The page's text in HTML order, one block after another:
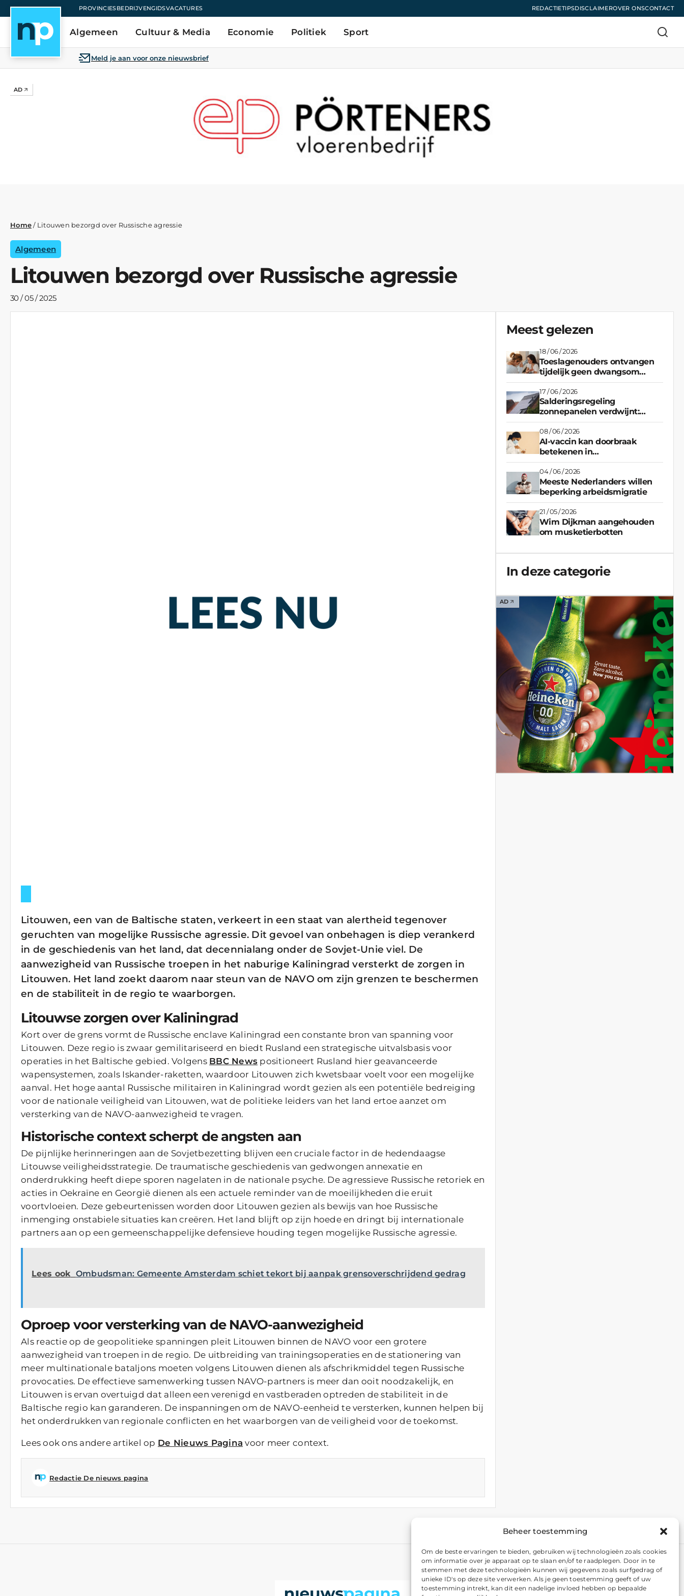
Beheer toestemming
Om de beste ervaringen te bieden, gebruiken wij technologieën zoals cookies
om informatie over je apparaat op te slaan en/of te raadplegen. Door in te
stemmen met deze technologieën kunnen wij gegevens zoals surfgedrag of
unieke ID's op deze site verwerken. Als je geen toestemming geeft of uw
toestemming intrekt, kan dit een nadelige invloed hebben op bepaalde
PROVINCIESBEDRIJVENGIDSVACATURES REDACTIETIPSDISCLAIMEROVER ONSCONTACT
Algemeen Cultuur & Media Economie Politiek Sport
Meld je aan voor onze nieuwsbrief
AD
Home/ Litouwen bezorgd over Russische agressie
Algemeen
Litouwen bezorgd over Russische agressie
30 / 05 / 2025
Litouwen, een van de Baltische staten, verkeert in een staat van alertheid tegenover
geruchten van mogelijke Russische agressie. Dit gevoel van onbehagen is diep verankerd
in de geschiedenis van het land, dat decennialang onder de Sovjet-Unie viel. De
aanwezigheid van Russische troepen in het naburige Kaliningrad versterkt de zorgen in
Litouwen. Het land zoekt daarom naar steun van de NAVO om zijn grenzen te beschermen
en de stabiliteit in de regio te waarborgen.
Litouwse zorgen over Kaliningrad
Kort over de grens vormt de Russische enclave Kaliningrad een constante bron van spanning voor
Litouwen. Deze regio is zwaar gemilitariseerd en biedt Rusland een strategische uitvalsbasis voor
operaties in het Baltische gebied. Volgens BBC News positioneert Rusland hier geavanceerde
wapensystemen, zoals Iskander-raketten, waardoor Litouwen zich kwetsbaar voelt voor een mogelijke
aanval. Het hoge aantal Russische militairen in Kaliningrad wordt gezien als een potentiële bedreiging
voor de nationale veiligheid van Litouwen, wat de politieke leiders van het land ertoe aanzet om
versterking van de NAVO-aanwezigheid te vragen.
Historische context scherpt de angsten aan
De pijnlijke herinneringen aan de Sovjetbezetting blijven een cruciale factor in de hedendaagse
Litouwse veiligheidsstrategie. De traumatische geschiedenis van gedwongen annexatie en
onderdrukking heeft diepe sporen nagelaten in de nationale psyche. De agressieve Russische retoriek en
acties in Oekraïne en Georgië dienen als een actuele reminder van de moeilijkheden die eruit
voortvloeien. Deze gebeurtenissen worden door Litouwen gezien als bewijs van hoe Russische
inmenging onstabiele situaties kan creëren. Het land blijft op zijn hoede en dringt bij internationale
partners aan op een gemeenschappelijke defensieve houding tegen mogelijke Russische agressie.
Lees ook Ombudsman: Gemeente Amsterdam schiet tekort bij aanpak grensoverschrijdend gedrag
Oproep voor versterking van de NAVO-aanwezigheid
Als reactie op de geopolitieke spanningen pleit Litouwen binnen de NAVO voor een grotere
aanwezigheid van troepen in de regio. De uitbreiding van trainingsoperaties en de stationering van
meer multinationale bataljons moeten volgens Litouwen dienen als afschrikmiddel tegen Russische
provocaties. De effectieve samenwerking tussen NAVO-partners is meer dan ooit noodzakelijk, en
Litouwen is ervan overtuigd dat alleen een verenigd en vastberaden optreden de stabiliteit in de
Baltische regio kan garanderen. De inspanningen om de NAVO-eenheid te versterken, kunnen helpen bij
het onderdrukken van regionale conflicten en het waarborgen van de veiligheid voor de toekomst.
Lees ook ons andere artikel op De Nieuws Pagina voor meer context.
Redactie De nieuws pagina
Meest gelezen
18 / 06 / 2026
Toeslagenouders ontvangen
tijdelijk geen dwangsom
meer na vastgelopen
regeling
17 / 06 / 2026
Salderingsregeling
zonnepanelen verdwijnt:
heeft het nog zin om stroom
terug te leveren?
08 / 06 / 2026
AI-vaccin kan doorbraak
betekenen in
pandemiebestrijding
04 / 06 / 2026
Meeste Nederlanders willen
beperking arbeidsmigratie
21 / 05 / 2026
Wim Dijkman aangehouden
om musketierbotten
In deze categorie
AD